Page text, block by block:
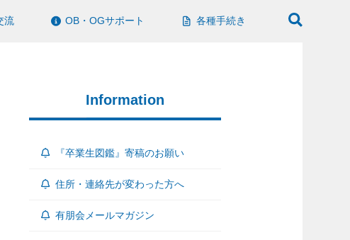
流 OB・OGサポート 各種手続き
Information
『卒業生図鑑』寄稿のお願い
住所・連絡先が変わった方へ
有朋会メールマガジン